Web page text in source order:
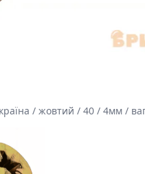
/ жовтий / 40 / 4мм /